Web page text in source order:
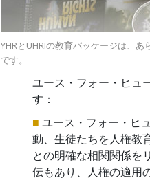
YHRとUHRIの教育パッケージは、
です。
ユース・フォー・ヒュ
す：
■ ユース・フォー・ヒ
動、生徒たちを人権教
との明確な相関関係を
伝もあり、人権の適用